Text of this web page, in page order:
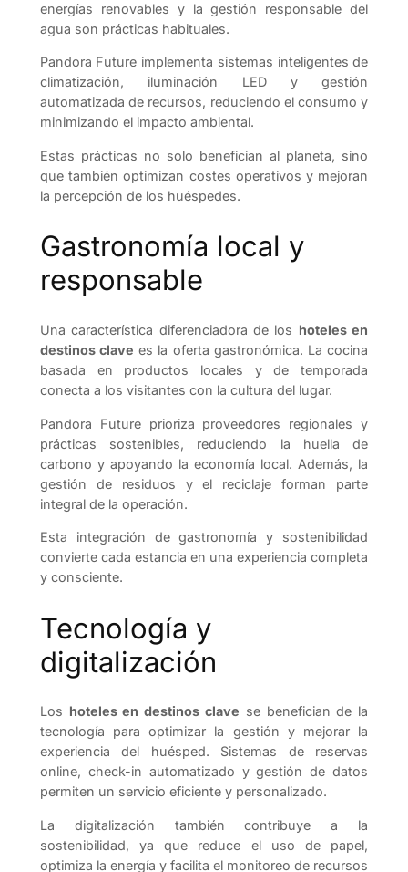
energías renovables y la gestión responsable del
agua son prácticas habituales.
Pandora Future implementa sistemas inteligentes de
climatización, iluminación LED y gestión
automatizada de recursos, reduciendo el consumo y
minimizando el impacto ambiental.
Estas prácticas no solo benefician al planeta, sino
que también optimizan costes operativos y mejoran
la percepción de los huéspedes.
Gastronomía local y
responsable
Una característica diferenciadora de los hoteles en
destinos clave es la oferta gastronómica. La cocina
basada en productos locales y de temporada
conecta a los visitantes con la cultura del lugar.
Pandora Future prioriza proveedores regionales y
prácticas sostenibles, reduciendo la huella de
carbono y apoyando la economía local. Además, la
gestión de residuos y el reciclaje forman parte
integral de la operación.
Esta integración de gastronomía y sostenibilidad
convierte cada estancia en una experiencia completa
y consciente.
Tecnología y
digitalización
Los hoteles en destinos clave se benefician de la
tecnología para optimizar la gestión y mejorar la
experiencia del huésped. Sistemas de reservas
online, check-in automatizado y gestión de datos
permiten un servicio eficiente y personalizado.
La digitalización también contribuye a la
sostenibilidad, ya que reduce el uso de papel,
optimiza la energía y facilita el monitoreo de recursos